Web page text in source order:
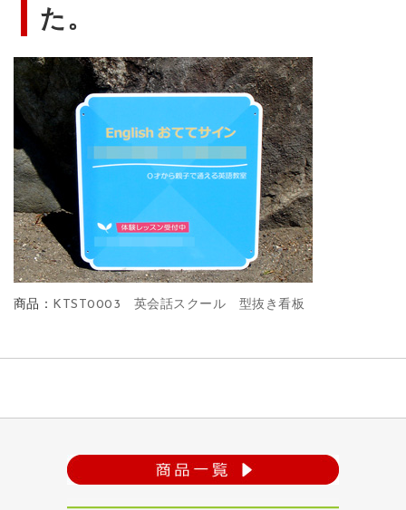
た。
商品： KTST0003 英会話スクール 型抜き看板